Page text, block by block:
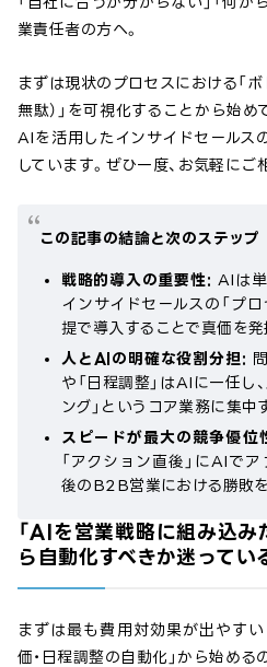
業責任者の方へ。
まずは現状のプロセスにおける「
無駄）」を可視化することから始
AIを活用したインサイドセールス
しています。ぜひ一度、お気軽にご
この記事の結論と次のステップ
戦略的導入の重要性: AIは
インサイドセールスの「プ
提で導入することで真価を発
人とAIの明確な役割分担:
や「日程調整」はAIに一任し
ング」というコア業務に集中
スピードが最大の競争優位
「アクション直後」にAIで
後のB2B営業における勝敗を
「AIを営業戦略に組み込み
ら自動化すべきか迷ってい
まずは最も費用対効果が出やす
価・日程調整の自動化」から始め